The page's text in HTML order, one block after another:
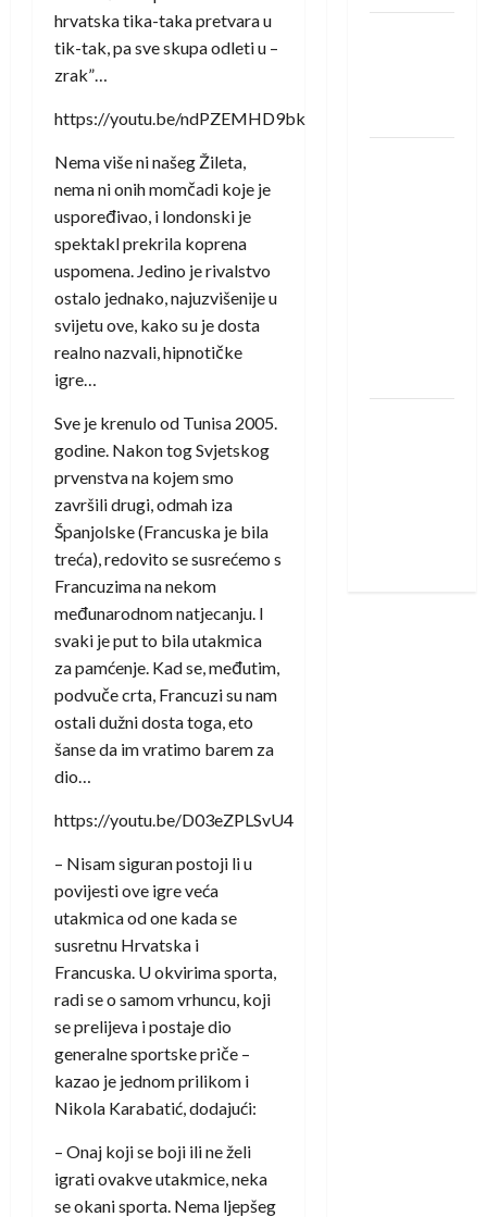
hrvatska tika-taka pretvara u
tik-tak, pa sve skupa odleti u –
zrak”…
https://youtu.be/ndPZEMHD9bk
Nema više ni našeg Žileta,
nema ni onih momčadi koje je
uspoređivao, i londonski je
spektakl prekrila koprena
uspomena. Jedino je rivalstvo
ostalo jednako, najuzvišenije u
svijetu ove, kako su je dosta
realno nazvali, hipnotičke
igre…
Sve je krenulo od Tunisa 2005.
godine. Nakon tog Svjetskog
prvenstva na kojem smo
završili drugi, odmah iza
Španjolske (Francuska je bila
treća), redovito se susrećemo s
Francuzima na nekom
međunarodnom natjecanju. I
svaki je put to bila utakmica
za pamćenje. Kad se, međutim,
podvuče crta, Francuzi su nam
ostali dužni dosta toga, eto
šanse da im vratimo barem za
dio…
https://youtu.be/D03eZPLSvU4
– Nisam siguran postoji li u
povijesti ove igre veća
utakmica od one kada se
susretnu Hrvatska i
Francuska. U okvirima sporta,
radi se o samom vrhuncu, koji
se prelijeva i postaje dio
generalne sportske priče –
kazao je jednom prilikom i
Nikola Karabatić, dodajući:
– Onaj koji se boji ili ne želi
igrati ovakve utakmice, neka
se okani sporta. Nema ljepšeg